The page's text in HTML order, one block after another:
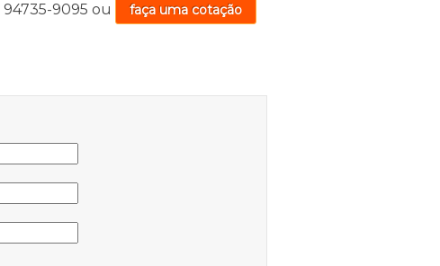
94735-9095 ou faça uma cotação